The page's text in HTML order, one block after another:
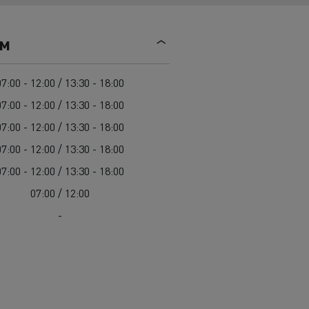
Oprema za lokalne uprave
Hitne i vatrogasne službe
- 12:00 / 13:30 - 18:00
- 12:00 / 13:30 - 18:00
- 12:00 / 13:30 - 18:00
- 12:00 / 13:30 - 18:00
- 12:00 / 13:30 - 18:00
07:00 / 12:00
-